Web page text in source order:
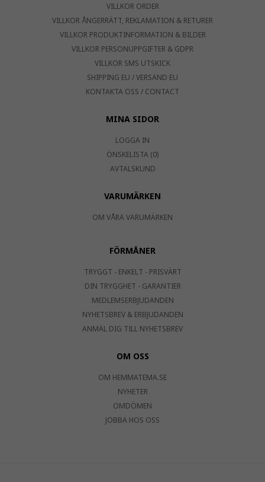
VILLKOR ORDER
VILLKOR ÅNGERRÄTT, REKLAMATION & RETURER
VILLKOR PRODUKTINFORMATION & BILDER
VILLKOR PERSONUPPGIFTER & GDPR
VILLKOR SMS UTSKICK
SHIPPING EU / VERSAND EU
KONTAKTA OSS / CONTACT
MINA SIDOR
LOGGA IN
ÖNSKELISTA (0)
AVTALSKUND
VARUMÄRKEN
OM VÅRA VARUMÄRKEN
FÖRMÅNER
TRYGGT - ENKELT - PRISVÄRT
DIN TRYGGHET - GARANTIER
MEDLEMSERBJUDANDEN
NYHETSBREV & ERBJUDANDEN
ANMÄL DIG TILL NYHETSBREV
OM OSS
OM HEMMATEMA.SE
NYHETER
OMDÖMEN
JOBBA HOS OSS